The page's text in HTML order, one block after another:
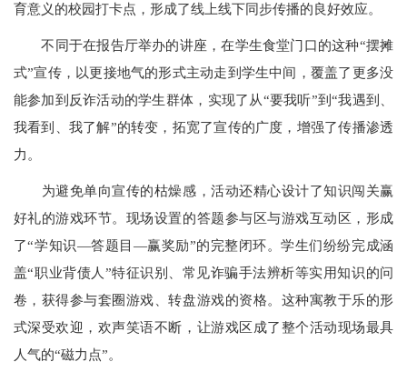
育意义的校园打卡点，形成了线上线下同步传播的良好效应。
不同于在报告厅举办的讲座，在学生食堂门口的这种“摆摊
式”宣传，以更接地气的形式主动走到学生中间，覆盖了更多没
能参加到反诈活动的学生群体，实现了从“要我听”到“我遇到、
我看到、我了解”的转变，拓宽了宣传的广度，增强了传播渗透
力。
为避免单向宣传的枯燥感，活动还精心设计了知识闯关赢
好礼的游戏环节。现场设置的答题参与区与游戏互动区，形成
了“学知识—答题目—赢奖励”的完整闭环。学生们纷纷完成涵
盖“职业背债人”特征识别、常见诈骗手法辨析等实用知识的问
卷，获得参与套圈游戏、转盘游戏的资格。这种寓教于乐的形
式深受欢迎，欢声笑语不断，让游戏区成了整个活动现场最具
人气的“磁力点”。